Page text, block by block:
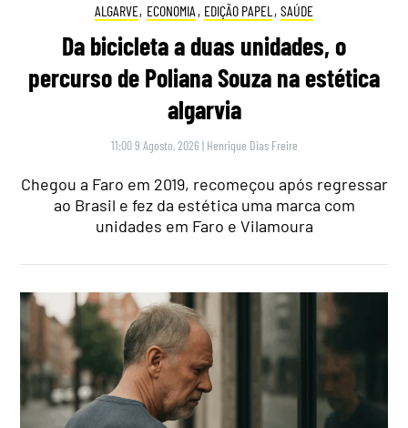
ALGARVE, ECONOMIA , EDIÇÃO PAPEL , SAÚDE
Da bicicleta a duas unidades, o
percurso de Poliana Souza na estética
algarvia
11:00 9 Agosto, 2026 | Henrique Dias Freire
Chegou a Faro em 2019, recomeçou após regressar
ao Brasil e fez da estética uma marca com
unidades em Faro e Vilamoura